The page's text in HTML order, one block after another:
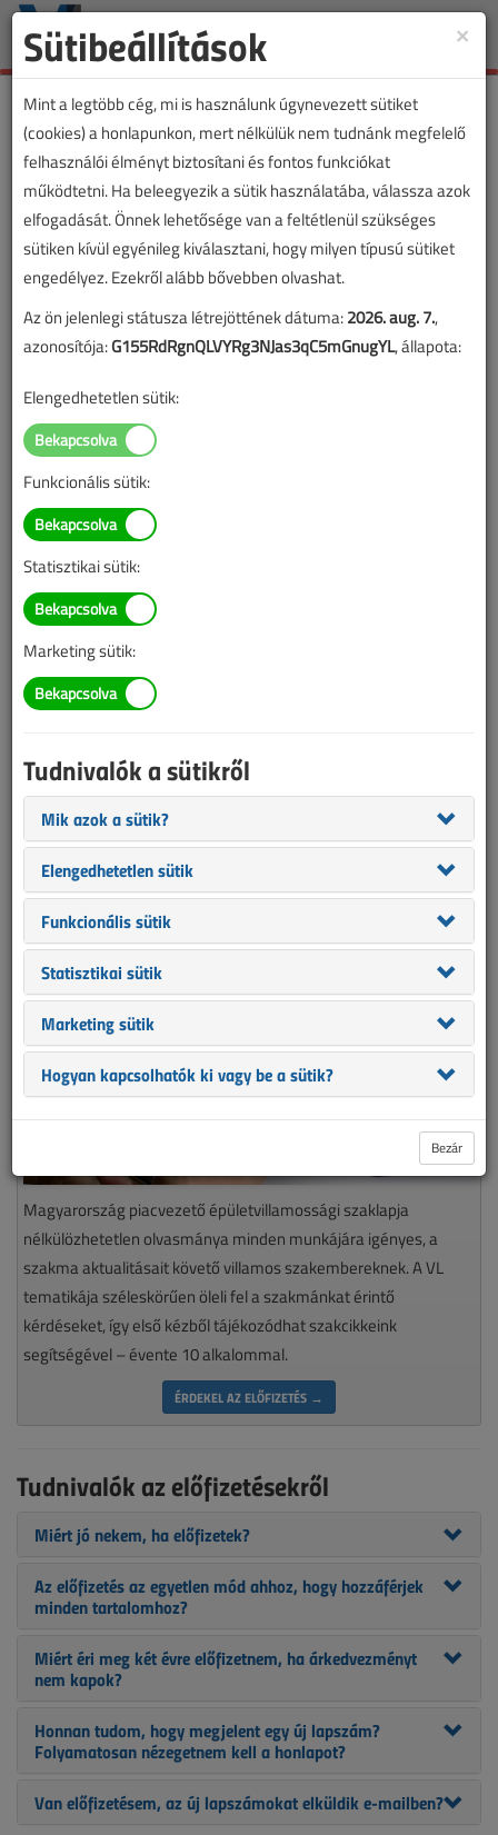
Toggle
VL lapszámvásárlás
Villanyszerelők Lapja 2018. január-
februári lapszám
A lapszám megvásárlásával korlátlan hozzáférést kap a
lapszám cikkeihez és pdf formátumban letöltheti a
lapszámot. A sikeres online elektronikus fizetést követően
azonnal aktiválódik a hozzáférés a lapszámhoz. A
hozzáférése nem évül el.
A rendeléshez kérjük, lépjen be!
Illetve, ha még nem tette meg, kérjük, regisztráljon!
Tudnivalók az online lapszámvásárlásról
Van más mód ahhoz, hogy hozzáférjek egy lapszámhoz?
A megvásárolt lapszámot megkapom nyomtatott
formában is?
Meddig érvényes a hozzáférés a megvásárolt
lapszámhoz?
VL előfizetés
Magyarország piacvezető épületvillamossági szaklapja
nélkülözhetetlen olvasmánya minden munkájára igényes, a
szakma aktualitásait követő villamos szakembereknek. A VL
tematikája széleskörűen öleli fel a szakmánkat érintő
kérdéseket, így első kézből tájékozódhat szakcikkeink
segítségével – évente 10 alkalommal.
ÉRDEKEL AZ ELŐFIZETÉS →
Tudnivalók az előfizetésekről
Miért jó nekem, ha előfizetek?
Az előfizetés az egyetlen mód ahhoz, hogy hozzáférjek
minden tartalomhoz?
Miért éri meg két évre előfizetnem, ha árkedvezményt
nem kapok?
Honnan tudom, hogy megjelent egy új lapszám?
Folyamatosan nézegetnem kell a honlapot?
Van előfizetésem, az új lapszámokat elküldik e-mailben?
×
Sütibeállítások
Mint a legtöbb cég, mi is használunk úgynevezett sütiket
(cookies) a honlapunkon, mert nélkülük nem tudnánk megfelelő
felhasználói élményt biztosítani és fontos funkciókat
működtetni. Ha beleegyezik a sütik használatába, válassza azok
elfogadását. Önnek lehetősége van a feltétlenül szükséges
sütiken kívül egyénileg kiválasztani, hogy milyen típusú sütiket
engedélyez. Ezekről alább bővebben olvashat.
Az ön jelenlegi státusza létrejöttének dátuma:2026. aug. 7.,
azonosítója:G155RdRgnQLVYRg3NJas3qC5mGnugYL, állapota:
Elengedhetetlen sütik:
Funkcionális sütik:
Statisztikai sütik:
Marketing sütik:
Tudnivalók a sütikről
Mik azok a sütik?
Elengedhetetlen sütik
Funkcionális sütik
Statisztikai sütik
Marketing sütik
Hogyan kapcsolhatók ki vagy be a sütik?
Bezár